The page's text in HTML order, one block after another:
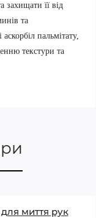
захищати її від
та
пальмітату,
текстури та
миття рук